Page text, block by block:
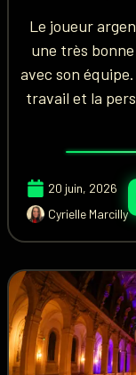
Le joueur
une très
avec son
travail et la
20 juin, 2026
Cyrielle Marcilly